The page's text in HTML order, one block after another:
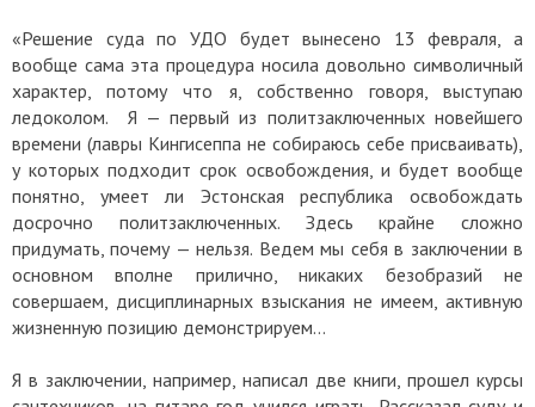
«Решение суда по УДО будет вынесено 13 февраля, а
вообще сама эта процедура носила довольно символичный
характер, потому что я, собственно говоря, выступаю
ледоколом. Я — первый из политзаключенных новейшего
времени (лавры Кингисеппа не собираюсь себе присваивать),
у которых подходит срок освобождения, и будет вообще
понятно, умеет ли Эстонская республика освобождать
досрочно политзаключенных. Здесь крайне сложно
придумать, почему — нельзя. Ведем мы себя в заключении в
основном вполне прилично, никаких безобразий не
совершаем, дисциплинарных взыскания не имеем, активную
жизненную позицию демонстрируем…
Я в заключении, например, написал две книги, прошел курсы